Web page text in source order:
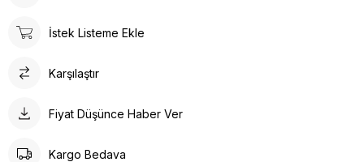
İstek Listeme Ekle
Karşılaştır
Fiyat Düşünce Haber Ver
Kargo Bedava